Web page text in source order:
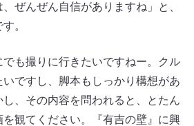
ぜんぜん自信がありますね」と、
。
でも撮りに行きたいですねー。クル
ですし、脚本もしっかり構想があ
、その内容を問われると、とたん
観てください。『有吉の壁』に興